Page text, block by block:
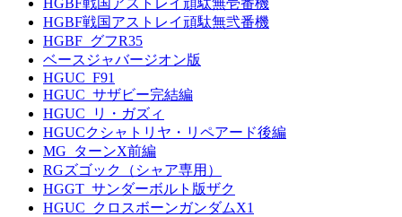
HGBF戦国アストレイ頑駄無壱番機
HGBF戦国アストレイ頑駄無弐番機
HGBF_グフR35
ベースジャバージオン版
HGUC_F91
HGUC_サザビー完結編
HGUC_リ・ガズィ
HGUCクシャトリヤ・リペアード後編
MG_ターンX前編
RGズゴック（シャア専用）
HGGT_サンダーボルト版ザク
HGUC_クロスボーンガンダムX1